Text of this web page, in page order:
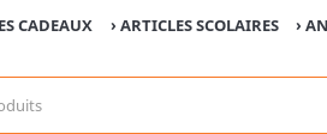
CADEAUX › ARTICLES SCOLAIRES ›